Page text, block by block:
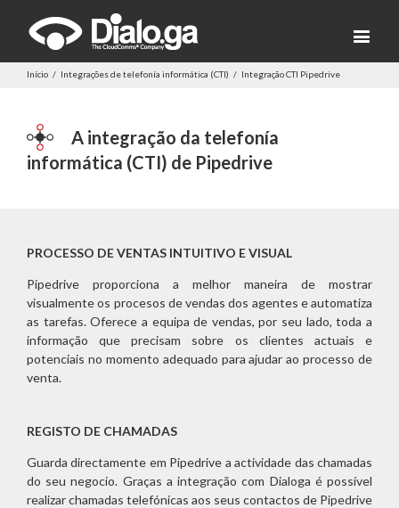
Início / Integrações de telefonía informática (CTI) / Integração CTI Pipedrive
A integração da telefonía
informática (CTI) de Pipedrive
PROCESSO DE VENTAS INTUITIVO E VISUAL
Pipedrive proporciona a melhor maneira de mostrar
visualmente os procesos de vendas dos agentes e automatiza
as tarefas. Oferece a equipa de vendas, por seu lado, toda a
informação que precisam sobre os clientes actuais e
potenciais no momento adequado para ajudar ao processo de
venta.
REGISTO DE CHAMADAS
Guarda directamente em Pipedrive a actividade das chamadas
do seu negocio. Graças a integração com Dialoga é possível
realizar chamadas telefónicas aos seus contactos de Pipedrive